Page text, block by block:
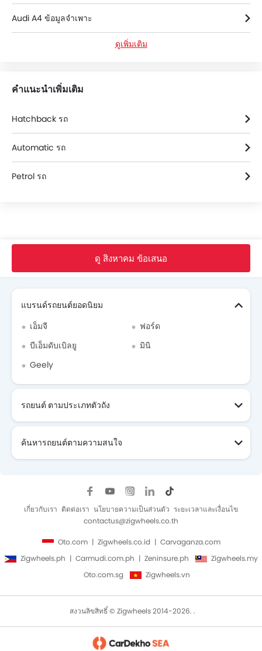
Audi A4 ข้อมูลจำเพาะ
Audi รถ โบรชัวร์
ดูเพิ่มเติม
คำแนะนำเพิ่มเติม
Hatchback รถ
Automatic รถ
Petrol รถ
ดู สิงหาคม ข้อเสนอ
Search Other รถยนต์
แบรนด์รถยนต์ยอดนิยม
เอ็มจี
ฟอร์ด
บีเอ็มดับเบิลยู
มินิ
Geely
รถยนต์ ตามประเภทตัวถัง
ค้นหารถยนต์ตามความสนใจ
เกี่ยวกับเรา ติดต่อเรา นโยบายความเป็นส่วนตัว ระยะเวลาและเงื่อนไข
contactus@zigwheels.co.th
Oto.com Zigwheels.co.id
Carvaganza.com
Zigwheels.ph
Carmudi.com.ph Zeninsure.ph
Zigwheels.my
Oto.com.sg
Zigwheels.vn
สงวนลิขสิทธิ์ © Zigwheels 2014-2026. .